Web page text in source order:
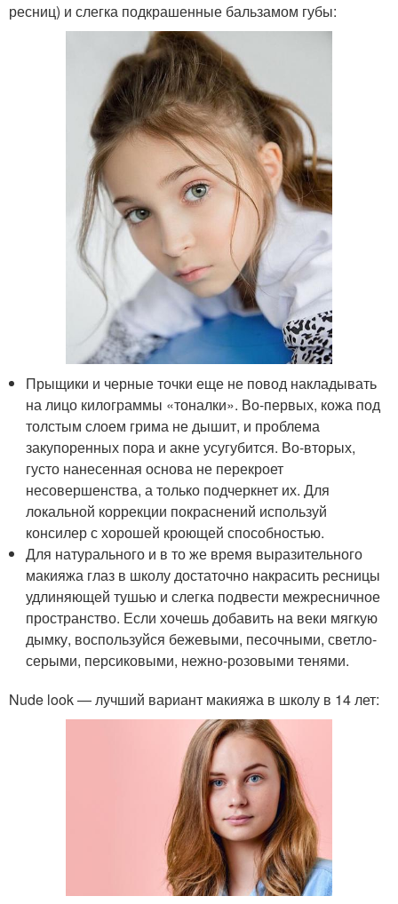
ресниц) и слегка подкрашенные бальзамом губы:
Прыщики и черные точки еще не повод накладывать
на лицо килограммы «тоналки». Во-первых, кожа под
толстым слоем грима не дышит, и проблема
закупоренных пора и акне усугубится. Во-вторых,
густо нанесенная основа не перекроет
несовершенства, а только подчеркнет их. Для
локальной коррекции покраснений используй
консилер с хорошей кроющей способностью.
Для натурального и в то же время выразительного
макияжа глаз в школу достаточно накрасить ресницы
удлиняющей тушью и слегка подвести межресничное
пространство. Если хочешь добавить на веки мягкую
дымку, воспользуйся бежевыми, песочными, светло-
серыми, персиковыми, нежно-розовыми тенями.
Nude look — лучший вариант макияжа в школу в 14 лет: